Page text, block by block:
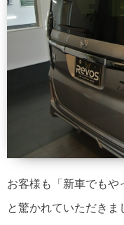
お客様も「新車でもや
と驚かれていただきま